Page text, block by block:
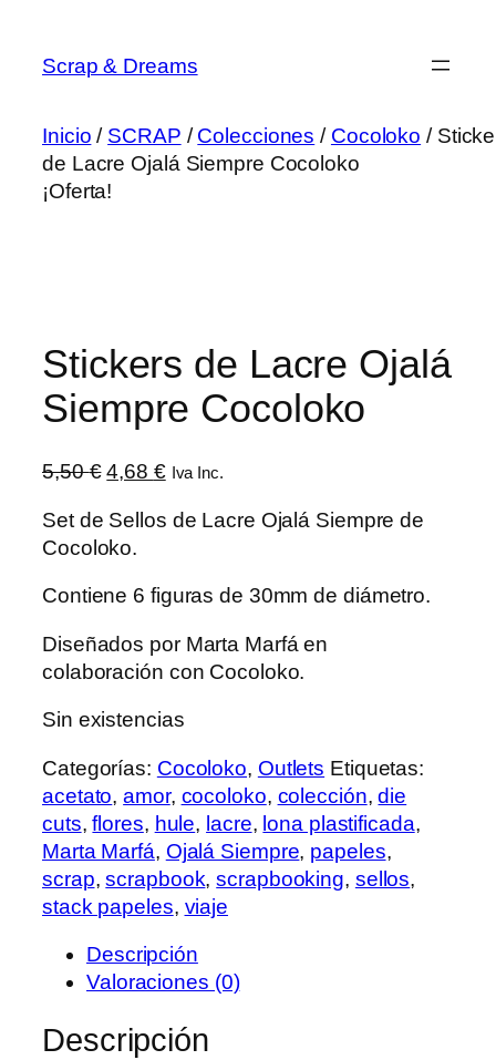
contenido
Scrap & Dreams
Inicio / SCRAP /Colecciones / Cocoloko /
de Lacre Ojalá Siempre Cocoloko
¡Oferta!
Stickers de Lacre Ojalá
Siempre Cocoloko
5,50€ El
original
era:
5,50 €.
4,68 €El
actual
4,68 €.
Iva Inc.
Set de Sellos de Lacre Ojalá Siempre de
Cocoloko.
Contiene 6 figuras de 30mm de diámetro.
Diseñados por Marta Marfá en
colaboración con Cocoloko.
Sin existencias
Categorías: Cocoloko, Outlets Etiquetas:
acetato,amor, cocoloko, colección,die
cuts,flores, hule, lacre, lona plastificada,
Marta Marfá, Ojalá Siempre, papeles,
scrap,scrapbook,scrapbooking, sellos,
stack papeles, viaje
Descripción
Valoraciones (0)
Descripción